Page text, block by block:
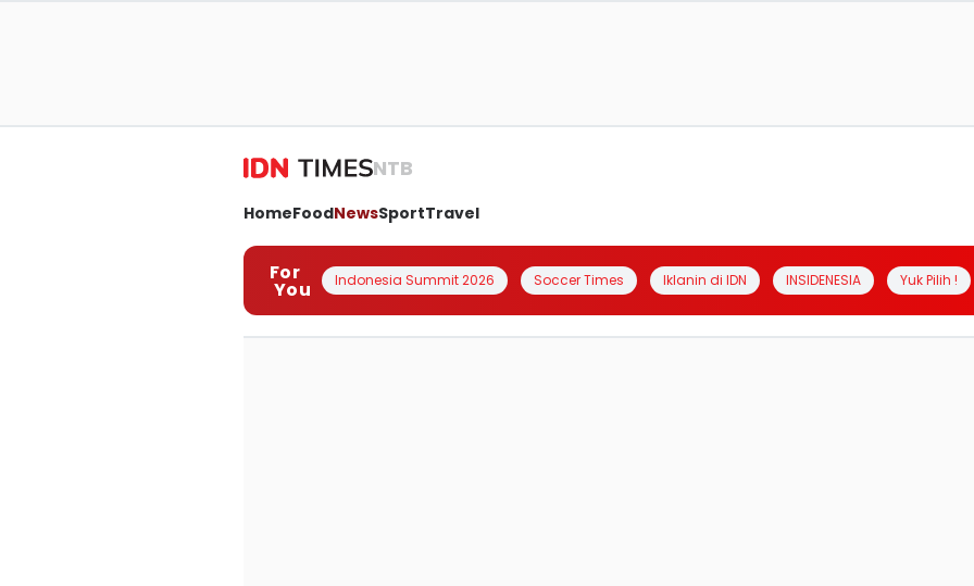
NTB
HomeFoodNewsSportTravel
For
You Indonesia Summit 2026 Soccer Times Iklanin di IDN INSIDENESIA Yuk Pilih !